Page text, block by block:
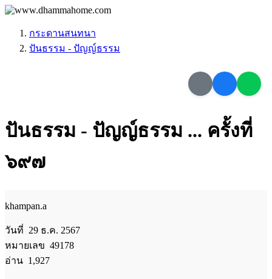
กระดานสนทนา
ปันธรรม - ปัญญ์ธรรม
ปันธรรม - ปัญญ์ธรรม ... ครั้งที่
๖๙๗
khampan.a
วันที่ 29 ธ.ค. 2567
หมายเลข 49178
อ่าน 1,927